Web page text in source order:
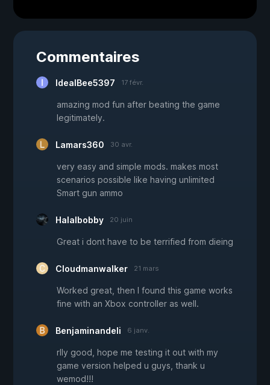
Commentaires
IdealBee5397 17 févr.
amazing mod fun after beating the game
legitimately.
Lamars360 30 avr.
very easy and simple mods. makes most
scenarios possible like having unlimited
Smart gun ammo
Halalbobby 20 juin
Great i dont have to be terrified from dieing
Cloudmanwalker 21 mars
Worked great, then I found this game works
fine with an Xbox controller as well.
Benjaminandeli 6 janv.
rlly good, hope me testing it out with my
game version helped u guys, thank u
wemod!!!